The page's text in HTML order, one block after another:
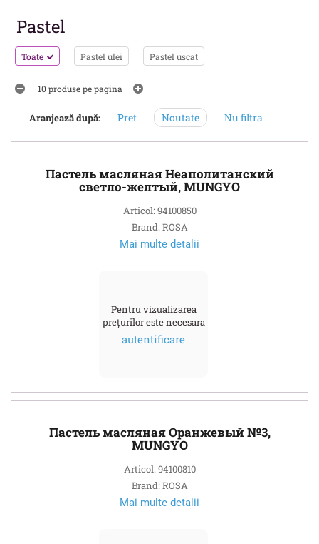
Pastel
Toate Pastel ulei Pastel uscat
10 produse pe pagina
Aranjează după: Pret Noutate Nu filtra
Пастель масляная Неаполитанский
светло-желтый, MUNGYO
Articol: 94100850
Brand: ROSA
Mai multe detalii
Pentru vizualizarea
prețurilor este necesara
autentificare
Пастель масляная Оранжевый №3,
MUNGYO
Articol: 94100810
Brand: ROSA
Mai multe detalii